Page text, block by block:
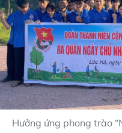
Hưởng ứng phong trào